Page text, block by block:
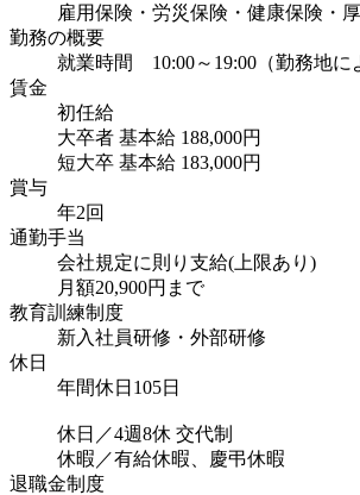
雇用保険・労災保険・健康保険・
勤務の概要
就業時間 10:00～19:00（勤務地に
賃金
初任給
大卒者 基本給 188,000円
短大卒 基本給 183,000円
賞与
年2回
通勤手当
会社規定に則り支給(上限あり)
月額20,900円まで
教育訓練制度
新入社員研修・外部研修
休日
年間休日105日
休日／4週8休 交代制
休暇／有給休暇、慶弔休暇
退職金制度